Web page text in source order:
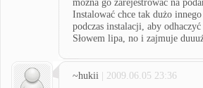
można go zarejestrować na
Instalować chce tak dużo
podczas instalacji, aby
Słowem lipa, no i zajmuje
~hukii | 2009.06.05 23:36